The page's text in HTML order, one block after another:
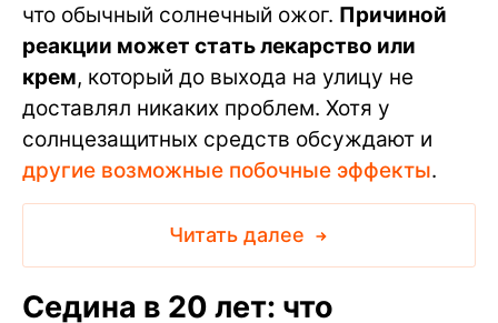
что обычный солнечный ожог. Причиной
реакции может стать лекарство или
крем, который до выхода на улицу не
доставлял никаких проблем. Хотя у
солнцезащитных средств обсуждают и
другие возможные побочные эффекты.
Читать далее
Седина в 20 лет: что